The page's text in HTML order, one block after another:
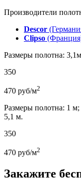
Производители
Descor
Clipso
Размеры полотна:
350
470 руб/м2
Размеры полотна: 1
5,1 м.
350
470 руб/м2
Закажите